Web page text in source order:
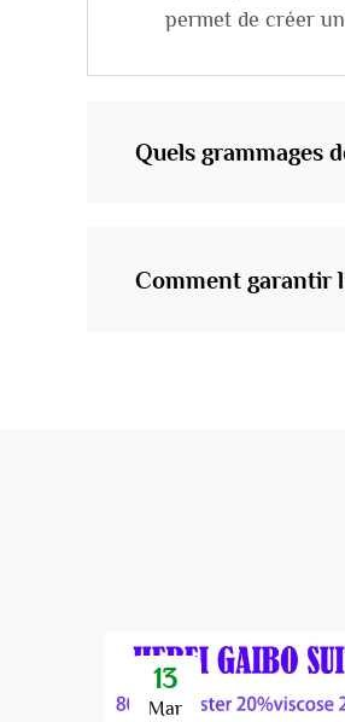
permet de créer
Quels grammages
Comment garantir
13
Mar